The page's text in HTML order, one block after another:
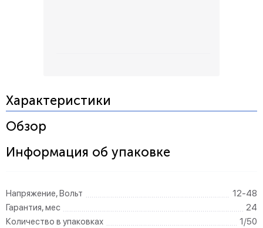
Характеристики
Обзор
Информация об упаковке
Напряжение, Вольт
12-48
Гарантия, мес
24
Количество в упаковках
1/50